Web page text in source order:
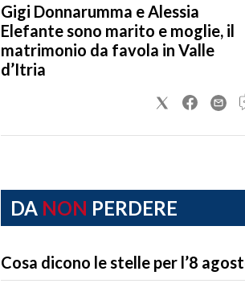
Gigi Donnarumma e Alessia
Elefante sono marito e moglie, il
matrimonio da favola in Valle
d’Itria
DA NON PERDERE
Cosa dicono le stelle per l’8